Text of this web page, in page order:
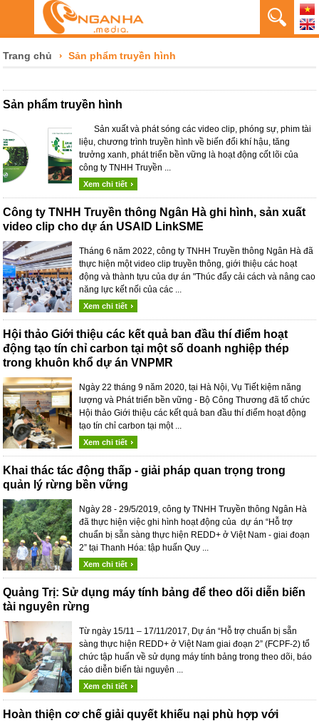
Trang chủ Sản phẩm truyền hình
Sản phẩm truyền hình
Sản xuất và phát sóng các video clip, phóng sự, phim tài
liệu, chương trình truyền hình về biến đổi khí hậu, tăng
trưởng xanh, phát triển bền vững là hoạt động cốt lõi của
công ty TNHH Truyền ...
Xem chi tiết
Công ty TNHH Truyền thông Ngân Hà ghi hình, sản xuất
video clip cho dự án USAID LinkSME
Tháng 6 năm 2022, công ty TNHH Truyền thông Ngân Hà đã
thực hiện một video clip truyền thông, giới thiệu các hoạt
động và thành tựu của dự án "Thúc đẩy cải cách và nâng cao
năng lực kết nối của các ...
Xem chi tiết
Hội thảo Giới thiệu các kết quả ban đầu thí điểm hoạt
động tạo tín chỉ carbon tại một số doanh nghiệp thép
trong khuôn khổ dự án VNPMR
Ngày 22 tháng 9 năm 2020, tại Hà Nội, Vụ Tiết kiệm năng
lượng và Phát triển bền vững - Bộ Công Thương đã tổ chức
Hội thảo Giới thiệu các kết quả ban đầu thí điểm hoạt động
tạo tín chỉ carbon tại một ...
Xem chi tiết
Khai thác tác động thấp - giải pháp quan trọng trong
quản lý rừng bền vững
Ngày 28 - 29/5/2019, công ty TNHH Truyền thông Ngân Hà
đã thực hiện việc ghi hình hoạt động của dự án “Hỗ trợ
chuẩn bị sẵn sàng thực hiện REDD+ ở Việt Nam - giai đoạn
2” tại Thanh Hóa: tập huấn Quy ...
Xem chi tiết
Quảng Trị: Sử dụng máy tính bảng để theo dõi diễn biến
tài nguyên rừng
Từ ngày 15/11 – 17/11/2017, Dự án “Hỗ trợ chuẩn bị sẵn
sàng thực hiện REDD+ ở Việt Nam giai đoạn 2” (FCPF-2) tổ
chức tập huấn về sử dụng máy tính bảng trong theo dõi, báo
cáo diễn biến tài nguyên ...
Xem chi tiết
Hoàn thiện cơ chế giải quyết khiếu nại phù hợp với